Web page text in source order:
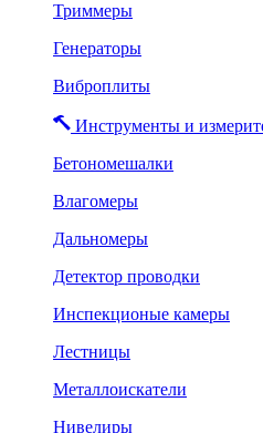
Триммеры
Генераторы
Виброплиты
Инструменты и
Бетономешалки
Влагомеры
Дальномеры
Детектор проводки
Инспекционые камеры
Лестницы
Металлоискатели
Нивелиры